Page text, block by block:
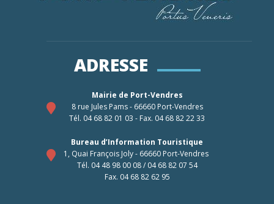
ADRESSE
Mairie de Port-Vendres
8 rue Jules Pams - 66660 Port-Vendres
Tél. 04 68 82 01 03 - Fax. 04 68 82 22 33
Bureau d’Information Touristique
1, Quai François Joly - 66660 Port-Vendres
Tél. 04 48 98 00 08 / 04 68 82 07 54
Fax. 04 68 82 62 95